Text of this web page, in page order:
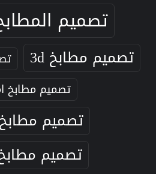
تصميم
تصميم مطابخ 3d
تصميم مطابخ
تصميم
تصميم